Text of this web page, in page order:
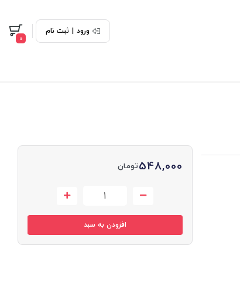
ورود | ثبت نام
0
548,000تومان
افزودن به سبد